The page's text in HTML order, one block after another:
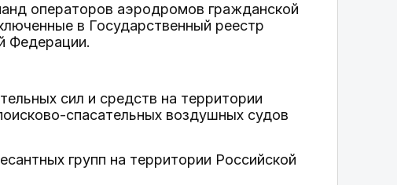
операторов аэродромов гражданской
в Государственный реестр
Федерации.
сил и средств на территории
спасательных воздушных судов
групп на территории Российской